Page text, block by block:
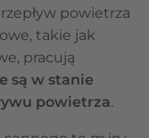
powietrza
takie jak
pracują
są w stanie
powietrza.